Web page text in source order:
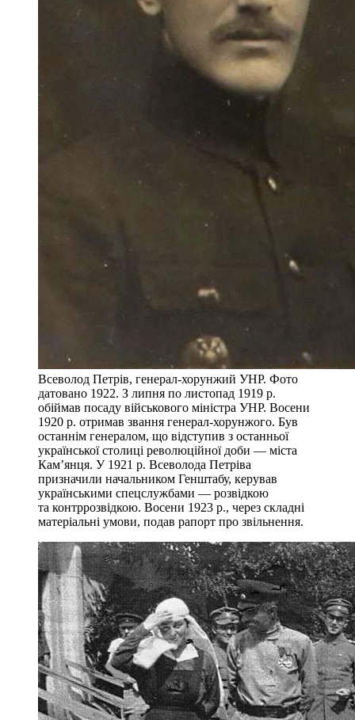
Всеволод Петрів, генерал-хорунжий УНР. Фото
датовано 1922. З липня по листопад 1919 р.
обіймав посаду військового міністра УНР. Восени
1920 р. отримав звання генерал-хорунжого. Був
останнім генералом, що відступив з останньої
української столиці революційної доби — міста
Кам’янця. У 1921 р. Всеволода Петріва
призначили начальником Генштабу, керував
українськими спецслужбами — розвідкою
та контррозвідкою. Восени 1923 р., через складні
матеріальні умови, подав рапорт про звільнення.